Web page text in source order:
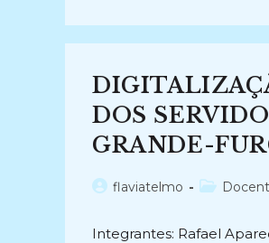
FEDERAL
DO
RIO
GRANDE
(2018
–
DOS
GRANDE-
Autorflaviatelmo
Categoria
Integrantes: Rafael